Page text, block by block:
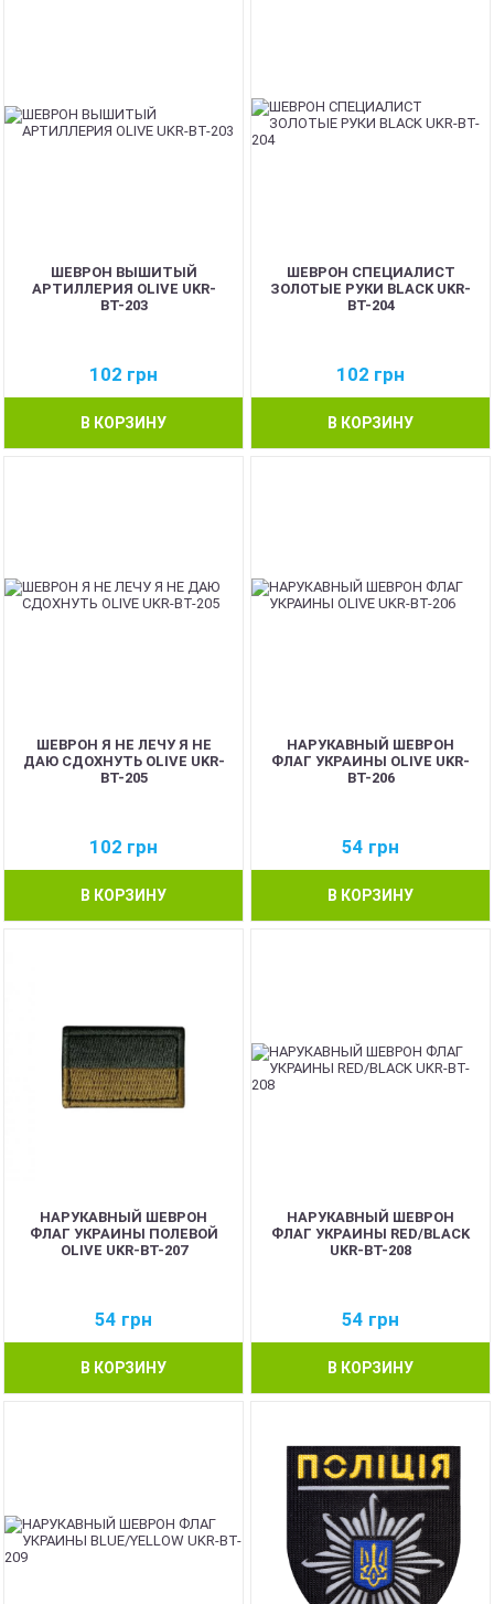
ШЕВРОН ВЫШИТЫЙ
АРТИЛЛЕРИЯ OLIVE UKR-
BT-203
102 грн
В КОРЗИНУ
ШЕВРОН СПЕЦИАЛИСТ
ЗОЛОТЫЕ РУКИ BLACK UKR-
BT-204
102 грн
В КОРЗИНУ
ШЕВРОН Я НЕ ЛЕЧУ Я НЕ
ДАЮ СДОХНУТЬ OLIVE UKR-
BT-205
102 грн
В КОРЗИНУ
НАРУКАВНЫЙ ШЕВРОН
ФЛАГ УКРАИНЫ OLIVE UKR-
BT-206
54 грн
В КОРЗИНУ
НАРУКАВНЫЙ ШЕВРОН
ФЛАГ УКРАИНЫ ПОЛЕВОЙ
OLIVE UKR-BT-207
54 грн
В КОРЗИНУ
НАРУКАВНЫЙ ШЕВРОН
ФЛАГ УКРАИНЫ RED/BLACK
UKR-BT-208
54 грн
В КОРЗИНУ